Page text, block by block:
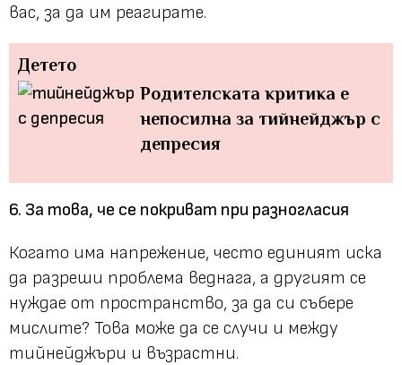
вас, за да им реагирате.
Детето
Родителската критика е
непосилна за тийнейджър с
депресия
6. За това, че се покриват при разногласия
Когато има напрежение, често единият иска
да разреши проблема веднага, а другият се
нуждае от пространство, за да си събере
мислите? Това може да се случи и между
тийнейджъри и възрастни.